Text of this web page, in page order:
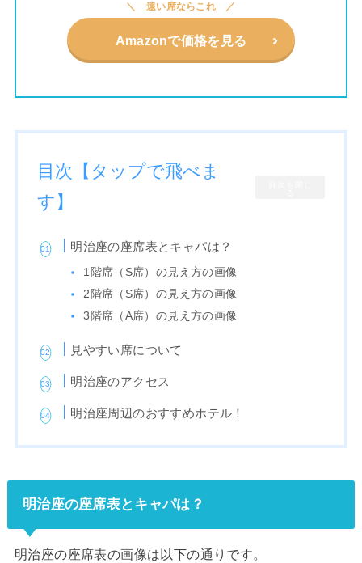
遠い席ならこれ
Amazonで価格を見る
目次【タップで飛べま
す】
明治座の座席表とキャパは？
1階席（S席）の見え方の画像
2階席（S席）の見え方の画像
3階席（A席）の見え方の画像
見やすい席について
明治座のアクセス
明治座周辺のおすすめホテル！
明治座の座席表とキャパは？
明治座の座席表の画像は以下の通りです。